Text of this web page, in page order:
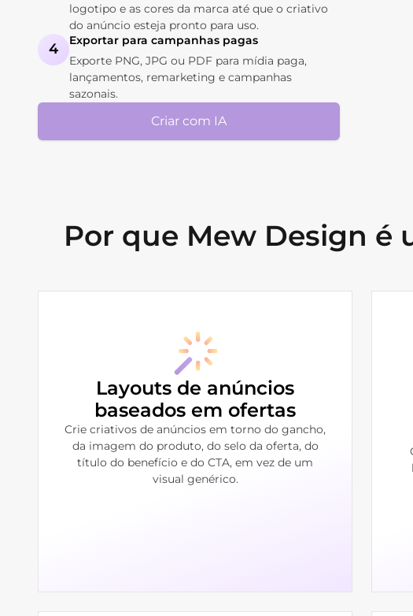
logotipo e as cores da marca até que o criativo
do anúncio esteja pronto para uso.
4
Exportar para campanhas pagas
Exporte PNG, JPG ou PDF para mídia paga,
lançamentos, remarketing e campanhas
sazonais.
Criar com IA
Por que Mew Design é
Layouts de anúncios
baseados em ofertas
Crie criativos de anúncios em torno do gancho,
da imagem do produto, do selo da oferta, do
título do benefício e do CTA, em vez de um
visual genérico.